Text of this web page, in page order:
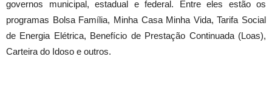
governos municipal, estadual e federal. Entre eles estão os
programas Bolsa Família, Minha Casa Minha Vida, Tarifa Social
de Energia Elétrica, Benefício de Prestação Continuada (Loas),
Carteira do Idoso e outros.